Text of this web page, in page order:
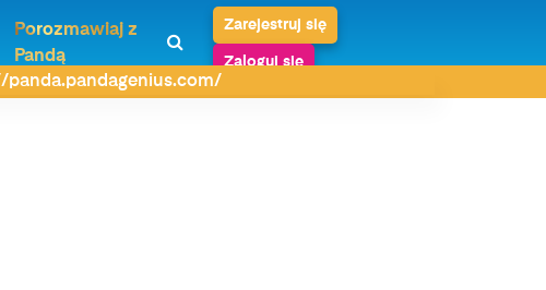
Porozmawiaj z
Pandą
Zarejestruj się
Zaloguj się
panda.pandagenius.com/